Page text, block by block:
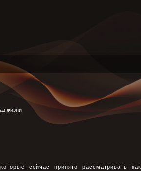
жизни
сейчас принято рассматривать как